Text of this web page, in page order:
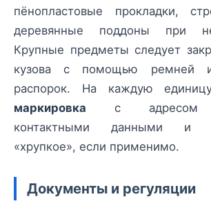
пёнопластовые прокладки,
деревянные поддоны при
Крупные предметы следует
кузова с помощью ремней и
распорок. На каждую единицу
маркировка с адресом
контактными данными и
«хрупкое», если применимо.
Документы и регуляции